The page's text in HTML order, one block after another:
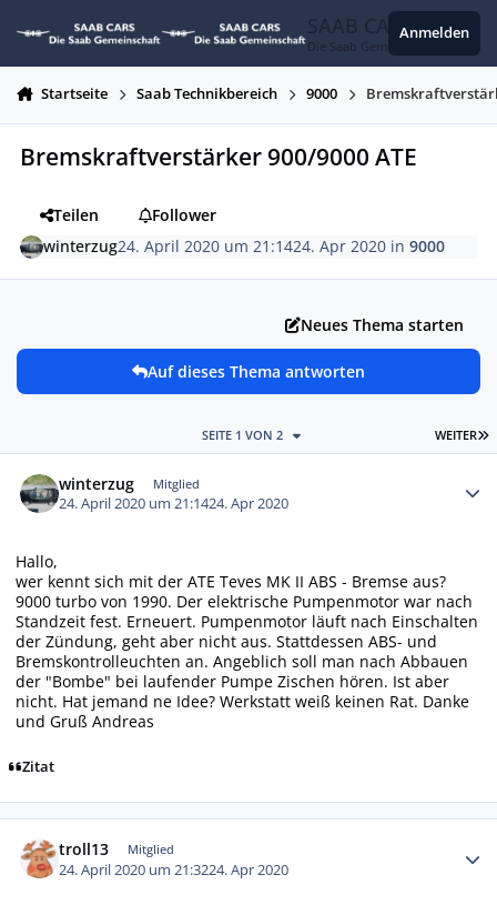
SAAB CARS
Die Saab Gemeinschaft
Anmelden
Startseite Saab Technikbereich 9000
Bremskraftverstärker 900/9000 ATE
Teilen
Follower
winterzug24. April 2020 um 21:1424. Apr 2020 in9000
Neues Thema starten
Auf dieses Thema antworten
WEITER
SEITE 1 VON 2
winterzug Mitglied
24. April 2020 um 21:1424. Apr 2020
Hallo,
wer kennt sich mit der ATE Teves MK II ABS - Bremse aus?
9000 turbo von 1990. Der elektrische Pumpenmotor war nach
Standzeit fest. Erneuert. Pumpenmotor läuft nach Einschalten
der Zündung, geht aber nicht aus. Stattdessen ABS- und
Bremskontrolleuchten an. Angeblich soll man nach Abbauen
der "Bombe" bei laufender Pumpe Zischen hören. Ist aber
nicht. Hat jemand ne Idee? Werkstatt weiß keinen Rat. Danke
und Gruß Andreas
Zitat
troll13 Mitglied
24. April 2020 um 21:3224. Apr 2020